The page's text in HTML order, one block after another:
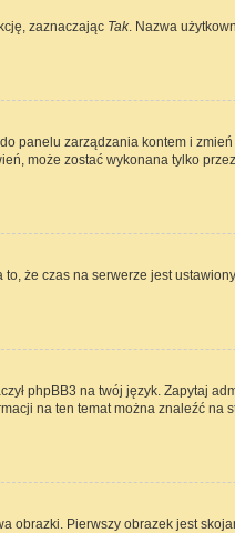
zaznaczając Tak. Nazwa
panelu zarządzania kontem i
może zostać wykonana tylko
że czas na serwerze jest
phpBB3 na twój język. Zapytaj
na ten temat można znaleźć na
obrazki. Pierwszy obrazek jest